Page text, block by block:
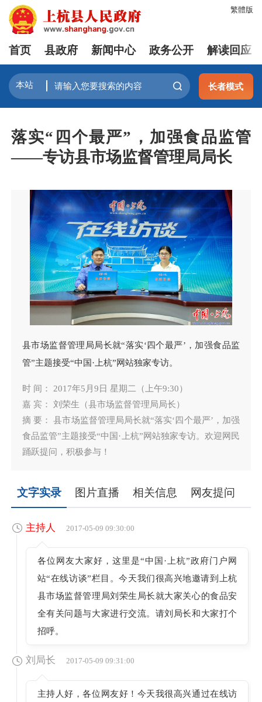
繁體版
首页 县政府 新闻中心 政务公开 解读回应
长者模式
落实“四个最严”，加强食品监管
——专访县市场监督管理局局长
县市场监督管理局局长就“落实‘四个最严’，加强食品监
管”主题接受“中国·上杭”网站独家专访。
时 间： 2017年5月9日 星期二（上午9:30）
嘉 宾： 刘荣生（县市场监督管理局局长）
摘 要： 县市场监督管理局局长就“落实‘四个最严’，加强
食品监管”主题接受“中国·上杭”网站独家专访。欢迎网民
踊跃提问，积极参与！
文字实录 图片直播 相关信息 网友提问
主持人 2017-05-09 09:30:00
各位网友大家好，这里是“中国·上杭”政府门户网
站“在线访谈”栏目。今天我们很高兴地邀请到上杭
县市场监督管理局刘荣生局长就大家关心的食品安
全有关问题与大家进行交流。请刘局长和大家打个
招呼。
刘局长 2017-05-09 09:31:00
主持人好，各位网友好！今天我很高兴通过在线访